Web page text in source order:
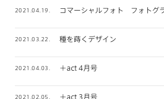
2021.04.19. コマーシャルフォト フォトグ
2021.03.22. 種を蒔くデザイン
2021.04.03. ＋act 4月号
2021.02.05. ＋act 3月号